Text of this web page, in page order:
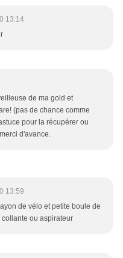
13:14
de ma gold et
(pas de chance comme
pour la récupérer ou
d'avance.
13:59
de vélo et petite boule de
ou aspirateur